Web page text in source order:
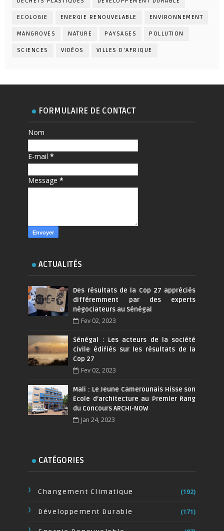
ECOLOGIE ENERGIE RENOUVELABLE ENVIRONNEMENT
MANGROVES NATURE PAYSAGES POLLUTION
SCIENCES VIDÉOS VILLES D'AFRIQUE
FORMULAIRE DE CONTACT
Nom
E-mail*
Message*
ACTUALITÉS
Des résultats de la Cop 27 appréciés
différemment par des experts
négociateurs au Sénégal
Fev 02, 2023
Sénégal : Les acteurs de la société
civile édifiés sur les résultats de la
Cop 27
Fev 02, 2023
Mali : Le Jeune Camerounais Hisse son
Ecole d’architecture au Premier Rang
du Concours ARCHI-NOW
Jan 24, 2023
CATÉGORIES
Changement Climatique (192)
Développement Durable (171)